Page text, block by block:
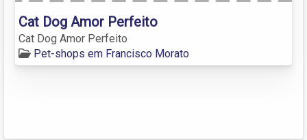
Cat Dog Amor Perfeito
Cat Dog Amor Perfeito
Pet-shops em Francisco Morato